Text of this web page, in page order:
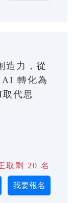
造力，從
轉化為
代思
取剩 20 名